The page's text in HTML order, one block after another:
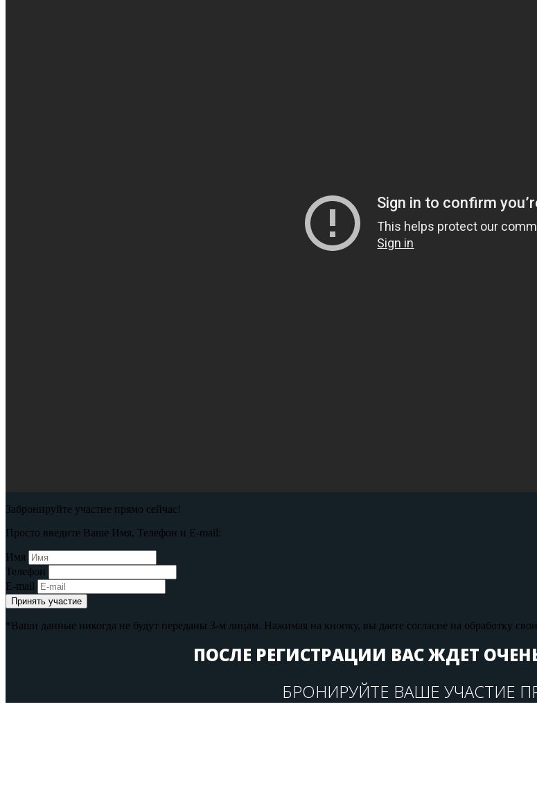
Забронируйте участие прямо сейчас!
Просто введите Ваше Имя, Телефон и E-mail:
Имя
Телефон
E-mail
Принять участие
*Ваши данные никогда не будут переданы 3-м лицам. Нажимая на кнопку, вы даете согласие на обработку
ПОСЛЕ РЕГИСТРАЦИИ ВАС ЖДЕТ
БРОНИРУЙТЕ ВАШЕ УЧАСТИЕ